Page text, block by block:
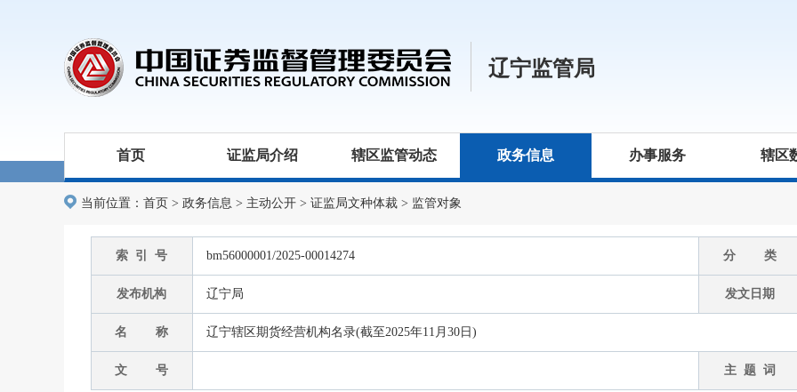
辽宁监管局
首页 证监局介绍 辖区监管动态 政务信息 办事服务 辖区
当前位置： 首页 > 政务信息 > 主动公开 > 证监局文种体裁 > 监管对象
索 引 号 bm56000001/2025-00014274 分 类
发布机构 辽宁局 发文日期
名 称 辽宁辖区期货经营机构名录(截至2025年11月30日)
文 号 主 题 词